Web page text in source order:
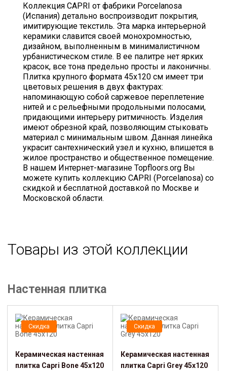
Коллекция CAPRI от фабрики Porcelanosa
(Испания) детально воспроизводит покрытия,
имитирующие текстиль. Эта марка интерьерной
керамики славится своей монохромностью,
дизайном, выполненным в минималистичном
урбанистическом стиле. В ее палитре нет ярких
красок, все тона предельно просты и лаконичны.
Плитка крупного формата 45х120 см имеет три
цветовых решения в двух фактурах:
напоминающую собой саржевое переплетение
нитей и с рельефными продольными полосами,
придающими интерьеру ритмичность. Изделия
имеют обрезной край, позволяющим стыковать
материал с минимальным швом. Данная линейка
украсит сантехнический узел и кухню, впишется в
жилое пространство и общественное помещение.
В нашем Интернет-магазине Topfloors.org Вы
можете купить коллекцию CAPRI (Porcelanosa) со
скидкой и бесплатной доставкой по Москве и
Московской области.
Товары из этой коллекции
Настенная плитка
Скидка
Керамическая настенная
плитка Capri Bone 45x120
Скидка
Керамическая настенная
плитка Capri Grey 45x120